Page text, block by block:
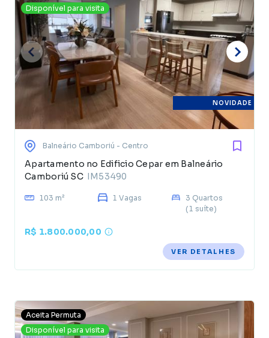
Disponível para visita
NOVIDADE
Balneário Camboriú - Centro
Apartamento no Edificio Cepar em Balneário
Camboriú SC IM53490
103 m² 1 Vagas
3 Quartos
(1 suíte)
R$ 1.800.000,00
VER DETALHES
Aceita Permuta
Disponível para visita